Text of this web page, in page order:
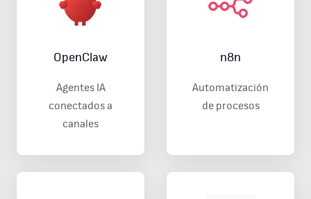
OpenClaw
Agentes IA
conectados a
canales
n8n
Automatización
de procesos